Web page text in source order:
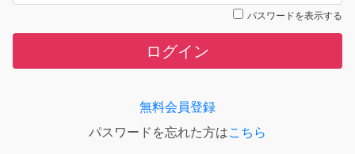
パスワードを表示する
ログイン
無料会員登録
パスワードを忘れた方はこちら